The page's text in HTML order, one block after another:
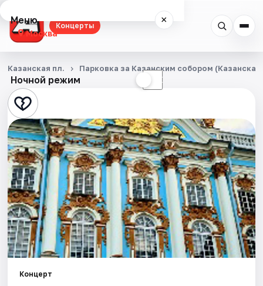
Концерты
Меню ×
Москва
Концерты
Города
Площадки
Артисты
Рейтинги
Ночной режим ☾
Казанская пл. Парковка за Казанским собором (Казанская
Концерт